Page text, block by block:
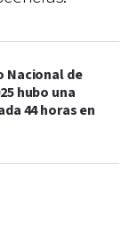
Nacional de
hubo una
44 horas en